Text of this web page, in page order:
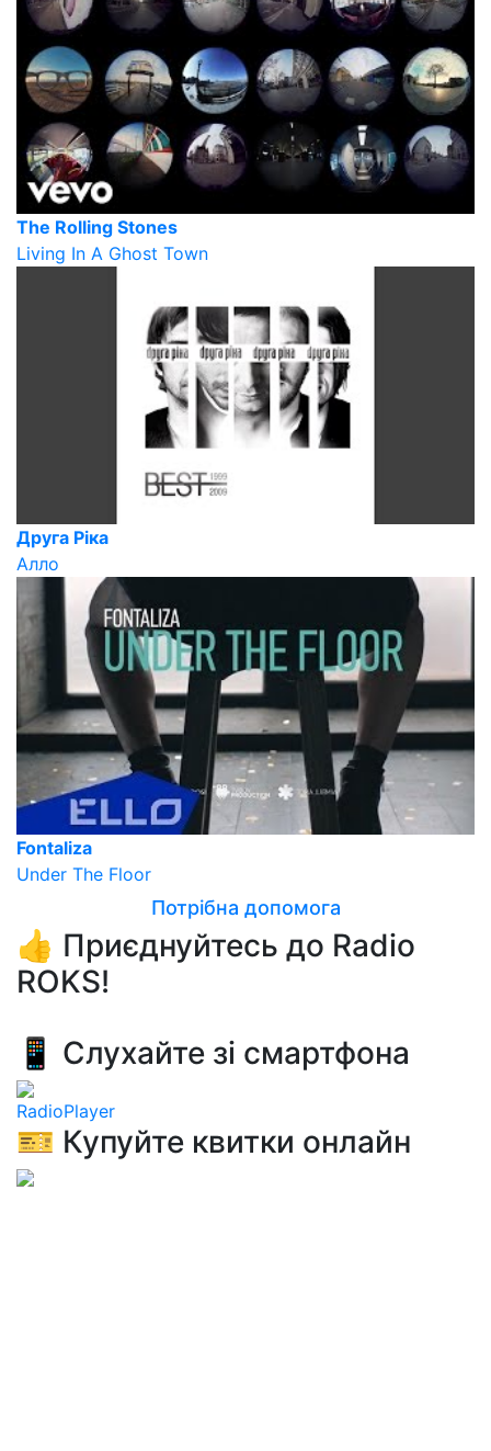
The Rolling Stones
Living In A Ghost Town
Друга Ріка
Алло
Fontaliza
Under The Floor
Потрібна допомога
👍 Приєднуйтесь до Radio
ROKS!
📱 Слухайте зі смартфона
RadioPlayer
🎫 Купуйте квитки онлайн